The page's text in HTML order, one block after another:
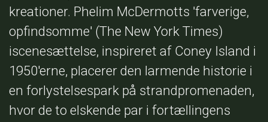
kreationer. Phelim McDermotts 'farverige,
opfindsomme' (The New York Times)
iscenesættelse, inspireret af Coney Island i
1950'erne, placerer den larmende historie i
en forlystelsespark på strandpromenaden,
hvor de to elskende par i fortællingens